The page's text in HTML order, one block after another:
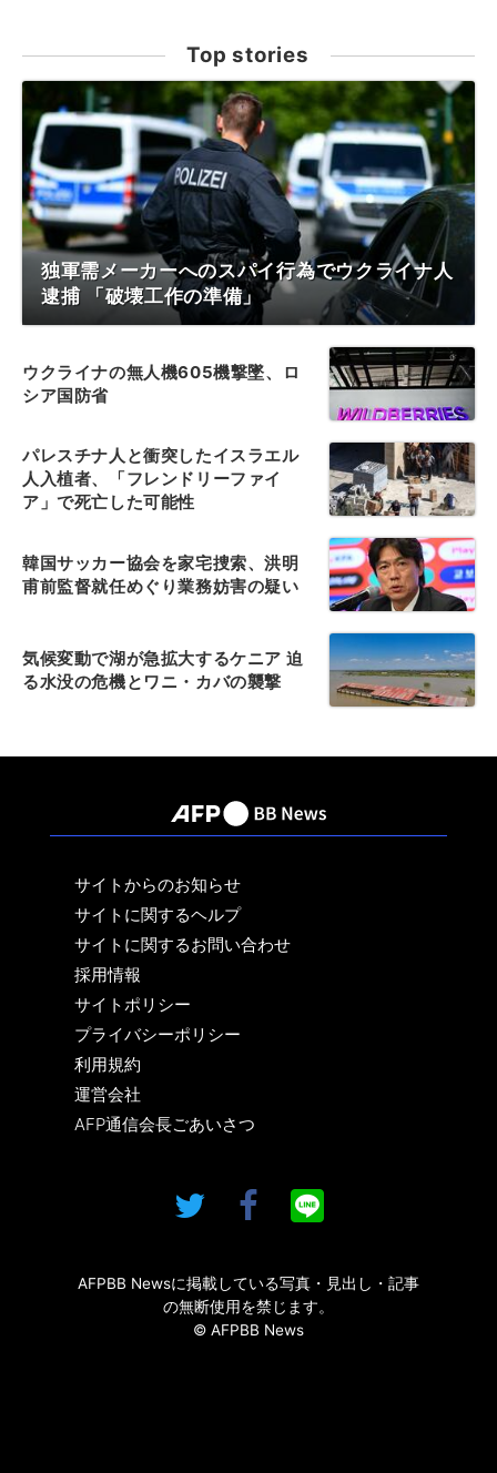
Top stories
独軍需メーカーへのスパイ行為でウクライナ人
逮捕 「破壊工作の準備」
ウクライナの無人機605機撃墜、ロ
シア国防省
パレスチナ人と衝突したイスラエル
人入植者、「フレンドリーファイ
ア」で死亡した可能性
韓国サッカー協会を家宅捜索、洪明
甫前監督就任めぐり業務妨害の疑い
気候変動で湖が急拡大するケニア 迫
る水没の危機とワニ・カバの襲撃
サイトからのお知らせ
サイトに関するヘルプ
サイトに関するお問い合わせ
採用情報
サイトポリシー
プライバシーポリシー
利用規約
運営会社
AFP通信会長ごあいさつ
AFPBB Newsに掲載している写真・見出し・記事
の無断使用を禁じます。
© AFPBB News